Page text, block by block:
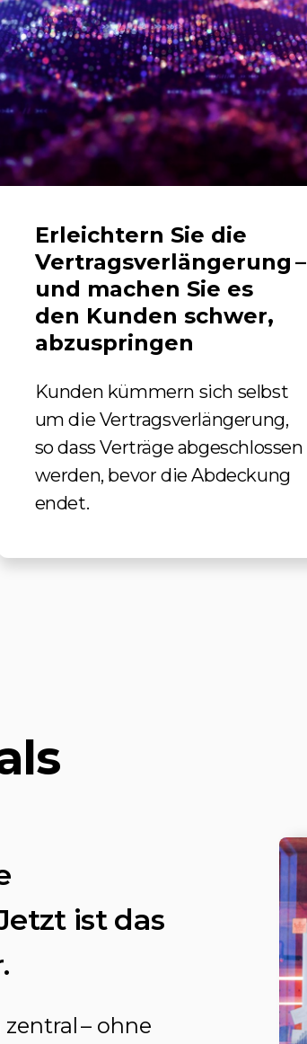
Erleichtern Sie die
Vertragsverlängerung –
und machen Sie es
den Kunden schwer,
abzuspringen
Kunden kümmern sich selbst
um die Vertragsverlängerung,
so dass Verträge abgeschlossen
werden, bevor die Abdeckung
endet.
ist das
– ohne